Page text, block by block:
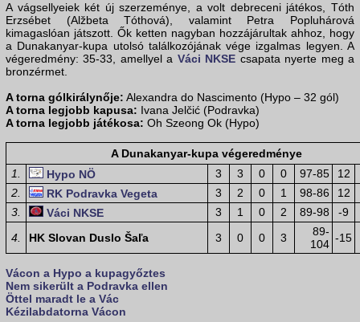
A vágsellyeiek két új szerzeménye, a volt debreceni játékos, Tóth
Erzsébet (Alžbeta Tóthová), valamint Petra Popluhárová
kimagaslóan játszott. Ők ketten nagyban hozzájárultak ahhoz, hogy
a Dunakanyar-kupa utolsó találkozójának vége izgalmas legyen. A
végeredmény: 35-33, amellyel a Váci NKSE csapata nyerte meg a
bronzérmet.
A torna gólkirálynője: Alexandra do Nascimento (Hypo – 32 gól)
A torna legjobb kapusa: Ivana Jelčić (Podravka)
A torna legjobb játékosa: Oh Szeong Ok (Hypo)
A Dunakanyar-kupa végeredménye
1.
Hypo NÖ 3 3 0 0 97-85
12
2.
RK Podravka Vegeta 3 2 0 1 98-86
12
3.
Váci NKSE 3 1 0 2 89-98
-9
4.
HK Slovan Duslo Šaľa 3 0 0 3
89-
104 -15
Vácon a Hypo a kupagyőztes
Nem sikerült a Podravka ellen
Öttel maradt le a Vác
Kézilabdatorna Vácon